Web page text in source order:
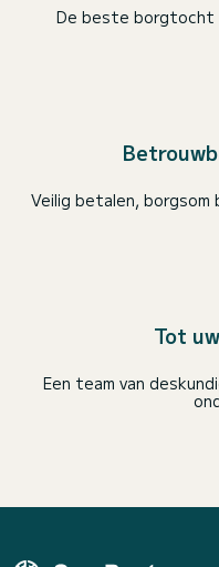
De beste borgtocht
Veilig betalen,
Tot
Een team van